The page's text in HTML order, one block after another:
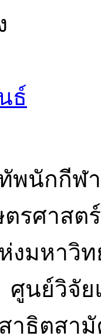
ฤศจิกาย
พนักกีฬ
ตรศาส
ห่งมหา
นย์วิจั